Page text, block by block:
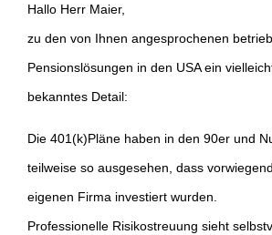
Hallo Herr Maier,
zu den von Ihnen angesprochenen
Pensionslösungen in den USA ein
bekanntes Detail:
Die 401(k)Pläne haben in den 90er und
teilweise so ausgesehen, dass
eigenen Firma investiert wurden.
Professionelle Risikostreuung sieht